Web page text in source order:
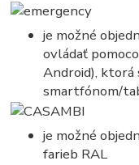
je možné
ovládať
Android), ktorá
smartfónom/
je možné
farieb RAL